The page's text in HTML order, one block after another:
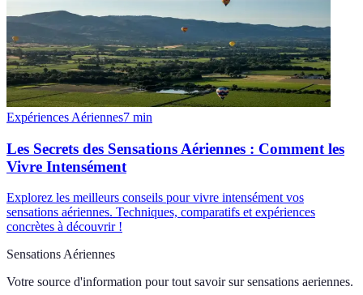
Expériences Aériennes7 min
Les Secrets des Sensations Aériennes : Comment les
Vivre Intensément
Explorez les meilleurs conseils pour vivre intensément vos
sensations aériennes. Techniques, comparatifs et expériences
concrètes à découvrir !
Sensations Aériennes
Votre source d'information pour tout savoir sur sensations aeriennes.